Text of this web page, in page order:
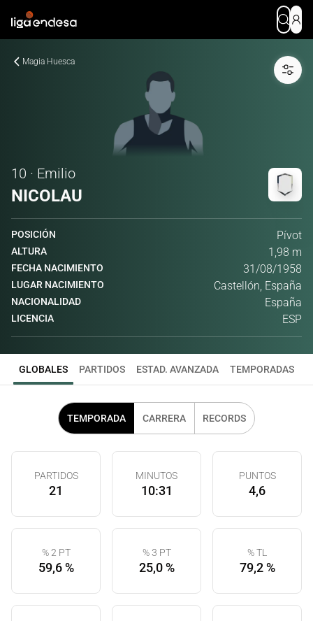
Magia Huesca
10 · Emilio
NICOLAU
POSICIÓN Pívot
ALTURA 1,98 m
FECHA NACIMIENTO 31/08/1958
LUGAR NACIMIENTO Castellón, España
NACIONALIDAD España
LICENCIA ESP
GLOBALES PARTIDOS ESTAD. AVANZADA TEMPORADAS
TEMPORADA CARRERA RECORDS
PARTIDOS
21
MINUTOS
10:31
PUNTOS
4,6
% 2 PT
59,6 %
% 3 PT
25,0 %
% TL
79,2 %